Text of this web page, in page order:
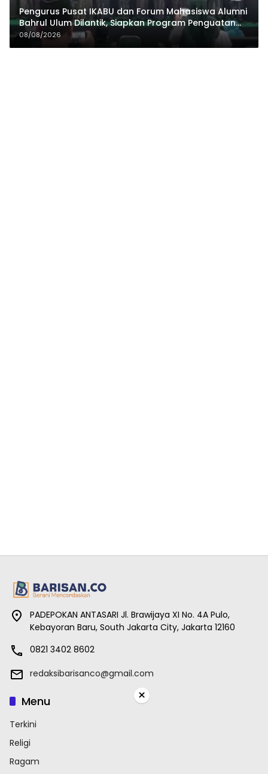
Pengurus Pusat IKABU dan Forum Mahasiswa Alumni
Bahrul Ulum Dilantik, Siapkan Program Penguatan
Organisasi dan Ekonomi
08/08/2026
PADEPOKAN ANTASARI Jl. Brawijaya XI No. 4A Pulo,
Kebayoran Baru, South Jakarta City, Jakarta 12160
0821 3402 8602
redaksibarisanco@gmail.com
Menu
Terkini
Religi
Ragam
×